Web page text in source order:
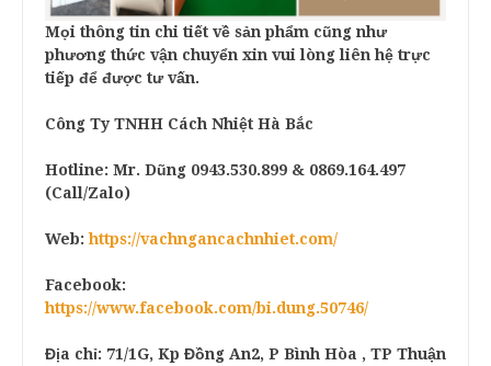
Mọi thông tin chi tiết về sản phẩm cũng như
phương thức vận chuyển xin vui lòng liên hệ trực
tiếp để được tư vấn.
Công Ty TNHH Cách Nhiệt Hà Bắc
Hotline: Mr. Dũng 0943.530.899 & 0869.164.497
(Call/Zalo)
Web:https://vachngancachnhiet.com/
Facebook:
https://www.facebook.com/bi.dung.50746/
Địa chỉ: 71/1G, Kp Đồng An2, P Bình Hòa , TP Thuận